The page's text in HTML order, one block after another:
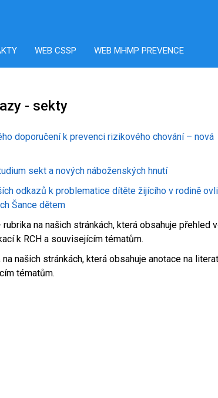
WEB CSSP WEB MHMP PREVENCE
- sekty
doporučení k prevenci rizikového chování – nová
sekt a nových náboženských hnutí
odkazů k problematice dítěte žijícího v rodině
Šance dětem
rubrika na našich stránkách, která obsahuje přehled
k RCH a souvisejícím tématům.
na našich stránkách, která obsahuje anotace na
tématům.